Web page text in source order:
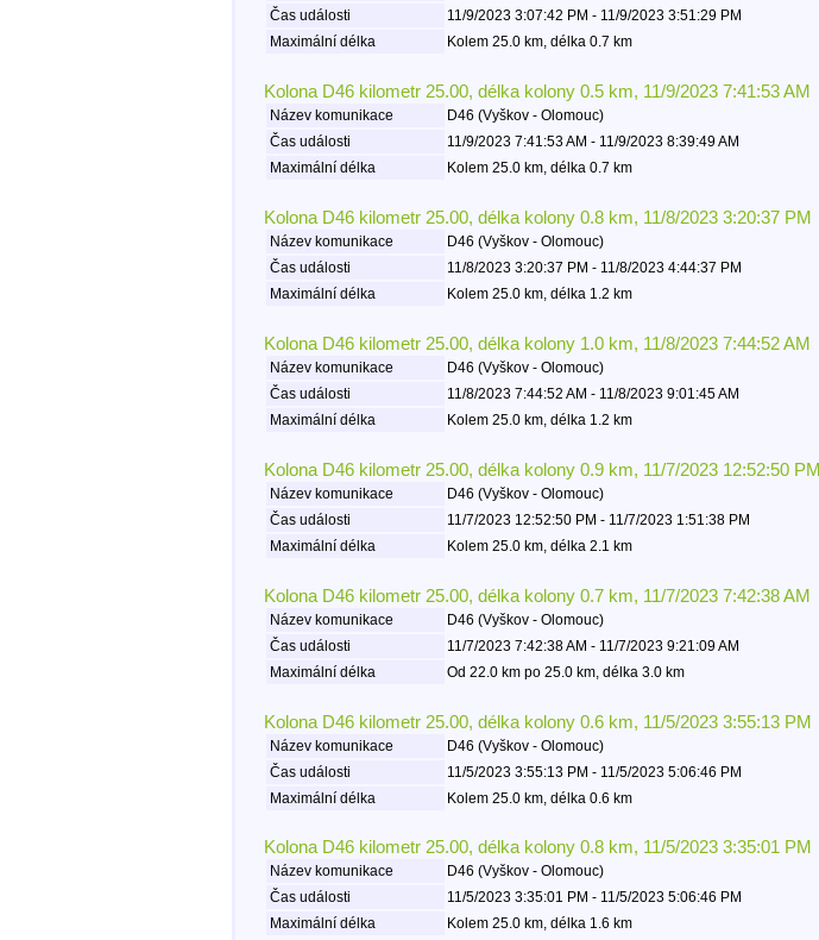
Čas události
11/9/2023 3:07:42 PM - 11/9/2023 3:51:29 PM
Maximální délka
Kolem 25.0 km, délka 0.7 km
Kolona D46 kilometr 25.00, délka kolony 0.5 km, 11/9/2023 7:41:53 AM
Název komunikace D46 (Vyškov - Olomouc)
Čas události
11/9/2023 7:41:53 AM - 11/9/2023 8:39:49 AM
Maximální délka
Kolem 25.0 km, délka 0.7 km
Kolona D46 kilometr 25.00, délka kolony 0.8 km, 11/8/2023 3:20:37 PM
Název komunikace D46 (Vyškov - Olomouc)
Čas události
11/8/2023 3:20:37 PM - 11/8/2023 4:44:37 PM
Maximální délka
Kolem 25.0 km, délka 1.2 km
Kolona D46 kilometr 25.00, délka kolony 1.0 km, 11/8/2023 7:44:52 AM
Název komunikace D46 (Vyškov - Olomouc)
Čas události
11/8/2023 7:44:52 AM - 11/8/2023 9:01:45 AM
Maximální délka
Kolem 25.0 km, délka 1.2 km
Kolona D46 kilometr 25.00, délka kolony 0.9 km, 11/7/2023 12:52:50 PM
Název komunikace D46 (Vyškov - Olomouc)
Čas události
11/7/2023 12:52:50 PM - 11/7/2023 1:51:38 PM
Maximální délka
Kolem 25.0 km, délka 2.1 km
Kolona D46 kilometr 25.00, délka kolony 0.7 km, 11/7/2023 7:42:38 AM
Název komunikace D46 (Vyškov - Olomouc)
Čas události
11/7/2023 7:42:38 AM - 11/7/2023 9:21:09 AM
Maximální délka
Od 22.0 km po 25.0 km, délka 3.0 km
Kolona D46 kilometr 25.00, délka kolony 0.6 km, 11/5/2023 3:55:13 PM
Název komunikace D46 (Vyškov - Olomouc)
Čas události
11/5/2023 3:55:13 PM - 11/5/2023 5:06:46 PM
Maximální délka
Kolem 25.0 km, délka 0.6 km
Kolona D46 kilometr 25.00, délka kolony 0.8 km, 11/5/2023 3:35:01 PM
Název komunikace D46 (Vyškov - Olomouc)
Čas události
11/5/2023 3:35:01 PM - 11/5/2023 5:06:46 PM
Maximální délka
Kolem 25.0 km, délka 1.6 km